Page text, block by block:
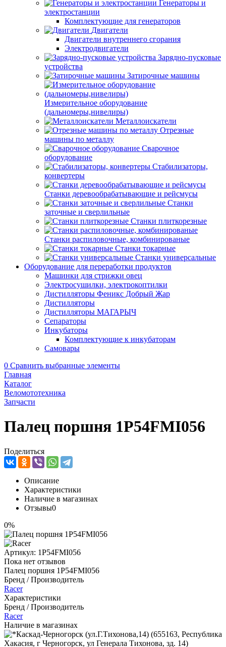
Генераторы и
электростанции
Комплектующие для генераторов
Двигатели
Двигатели внутреннего сгорания
Электродвигатели
Зарядно-пусковые
устройства
Затирочные машины
Измерительное оборудование
(дальномеры,нивелиры)
Металлоискатели
Отрезные
машины по металлу
Сварочное
оборудование
Стабилизаторы,
конвертеры
Станки деревообрабатывающие и рейсмусы
Станки
заточные и сверлильные
Станки плиткорезные
Станки распиловочные, комбинированые
Станки токарные
Станки универсальные
Оборудование для переработки продуктов
Машинки для стрижки овец
Электросушилки, электрокоптилки
Дистилляторы Феникс Добрый Жар
Дистилляторы
Дистилляторы МАГАРЫЧ
Сепараторы
Инкубаторы
Комплектующие к инкубаторам
Самовары
0 Сравнить выбранные элементы
Главная
Каталог
Веломототехника
Запчасти
Палец поршня 1P54FMI056
Поделиться
Описание
Характеристики
Наличие в магазинах
Отзывы0
0%
Артикул: 1P54FMI056
Пока нет отзывов
Палец поршня 1P54FMI056
Бренд / Производитель
Racer
Характеристики
Бренд / Производитель
Racer
Наличие в магазинах